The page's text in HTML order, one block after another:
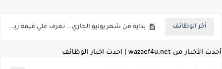
أخر الوظائف للمؤهلات العليا ..اعلان وظائف وزارة التنمية المحلية " اخصائي تخطيط - مهندس - اخصائي حاسبات - باحث قانوني " والتقديم الكتروني بتاريخ 15-7-2026
أحدث الأخبار من wazaef4u.net | احدث اخبار الوظائف